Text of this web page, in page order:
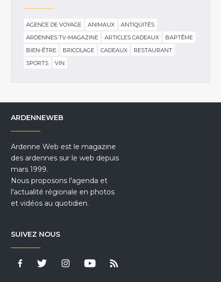
AGENCE DE VOYAGE ANIMAUX
ANTIQUITÉS
ARDENNES TV-MAGAZINE
ARTICLES CADEAUX
BAPTÊME
BIEN-ÊTRE
BRICOLAGE CADEAUX
RESTAURANT
SPORTS
VIN
ARDENNEWEB
Ardenne Web est le magazine
des ardennes sur le web depuis
mars 1999.
Nous proposons l'agenda et
l'actualité régionale en photos
et vidéos au quotidien.
SUIVEZ NOUS